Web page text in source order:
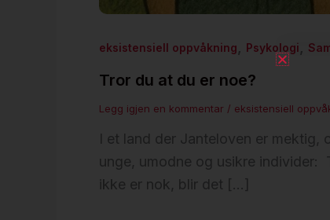
eksistensiell oppvåkning, Psykologi,
Tror du at du er noe?
Legg igjen en kommentar / eksistensiell
I et land der Janteloven er mektig,
unge, umodne og usikre individer:
ikke er nok, blir det […]